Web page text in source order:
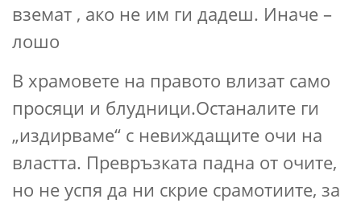
вземат , ако не им ги дадеш. Иначе –
лошо
В храмовете на правото влизат само
просяци и блудници.Останалите ги
„издирваме“ с невиждащите очи на
властта. Превръзката падна от очите,
но не успя да ни скрие срамотиите, за